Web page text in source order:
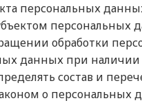
персональных
персональных
обработки
данных при
состав и
о